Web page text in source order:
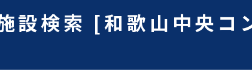
設検索 [和歌山中央コ